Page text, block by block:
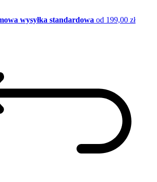
wysyłka standardowa od 199,00 zł